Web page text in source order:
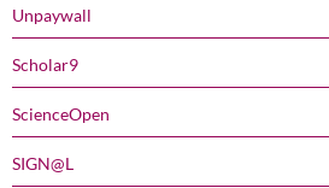
Unpaywall
Scholar9
ScienceOpen
SIGN@L